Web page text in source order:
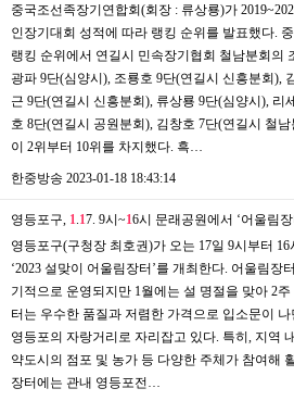
중국조선족장기연합회(회장 : 류상룡)가
인장기대회 성적에 따라 랭킹 순위를 발표했다.
랭킹 순위에서 연길시 민속장기협회 철남분회의
광파 9단(심양시), 조룡호 9단(연길시 신흥분회),
근 9단(연길시 신흥분회), 류상룡 9단(심양시), 리
호 8단(연길시 공원분회), 김창호 7단(연길시 철
이 2위부터 10위를 차지했다. 흑…
한중방송 2023-01-18 18:43:14
영등포구, 1 17. 9시~16시 문래공원에서 ‘어울림장
영등포구(구청장 최호권)가 오는 17일 9시부터
‘2023 설맞이 어울림장터’를 개최한다. 어울림장
기적으로 운영되지만 1월에는 설 명절을 맞아 2
터는 우수한 품질과 저렴한 가격으로 입소문이
영등포의 자랑거리로 자리잡고 있다. 특히, 지역
약도시의 점포 및 농가 등 다양한 주체가 참여해
장터에는 관내 영등포전…